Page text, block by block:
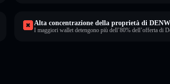
Alta concentrazione della proprietà di
I maggiori wallet detengono più dell’80% dell’offerta di